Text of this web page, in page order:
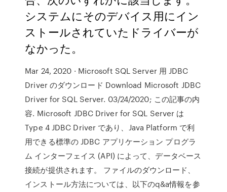
システムにそのデバイス用にイン
ストールされていたドライバーが
なかった。
Mar 24, 2020 · Microsoft SQL Server 用 JDBC
Driver のダウンロード Download Microsoft JDBC
Driver for SQL Server. 03/24/2020; この記事の内
容. Microsoft JDBC Driver for SQL Server は
Type 4 JDBC Driver であり、Java Platform で利
用できる標準の JDBC アプリケーション プログラ
ム インターフェイス (API) によって、データベース
接続が提供されます。 ファイルのダウンロード、
インストール方法については、以下のq&a情報を参